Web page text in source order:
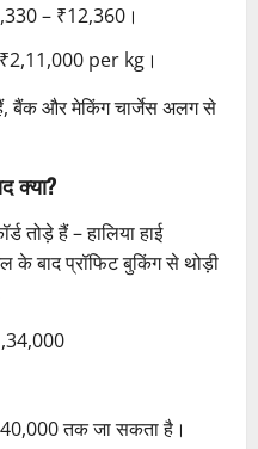
– ₹12,360।
per kg।
बैंक और मेकिंग चार्जेस अलग से
क्या?
तोड़े हैं – हालिया हाई
बाद प्रॉफिट बुकिंग से थोड़ी
तक जा सकता है।